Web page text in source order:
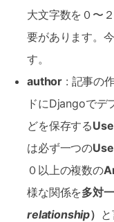
大文字数を０〜
要があります。
す。
author : 記事の
ドにDjangoでデ
どを保存する
は必ず一つの
０以上の複数の
様な関係を多対
relationship）